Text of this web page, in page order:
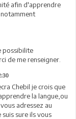
afin d'apprendre
possibilite
de me renseigner.
Chebil je crois que
la langue,ou
adressez au
suis sure ils vous